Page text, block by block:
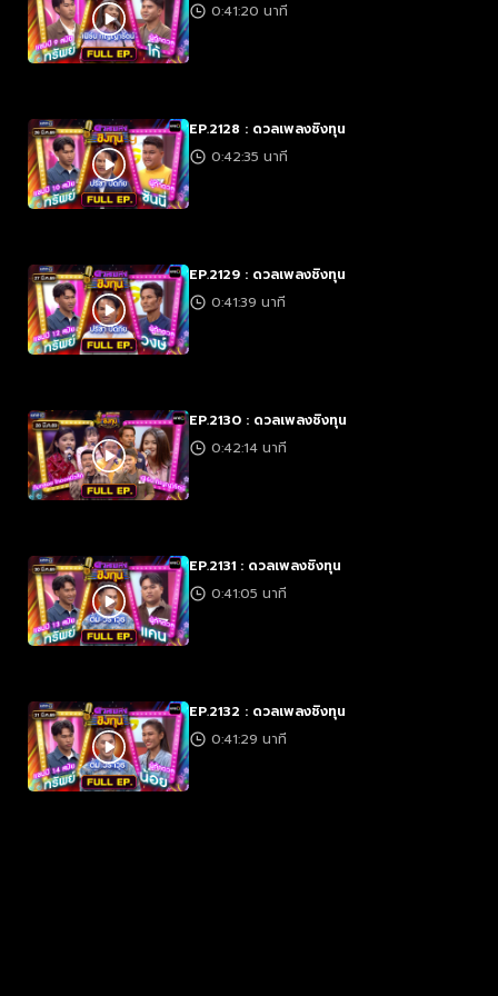
0:41:20 นาที
EP.2128 : ดวลเพลงชิงทุน
0:42:35 นาที
EP.2129 : ดวลเพลงชิงทุน
0:41:39 นาที
EP.2130 : ดวลเพลงชิงทุน
0:42:14 นาที
EP.2131 : ดวลเพลงชิงทุน
0:41:05 นาที
EP.2132 : ดวลเพลงชิงทุน
0:41:29 นาที